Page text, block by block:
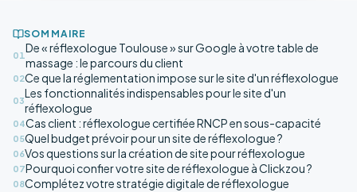
SOMMAIRE
01
De « réflexologue Toulouse » sur Google à votre table de
massage : le parcours du client
02Ce que la réglementation impose sur le site d'un réflexologue
03
Les fonctionnalités indispensables pour le site d'un
réflexologue
04Cas client : réflexologue certifiée RNCP en sous-capacité
05Quel budget prévoir pour un site de réflexologue ?
06Vos questions sur la création de site pour réflexologue
07Pourquoi confier votre site de réflexologue à Clickzou ?
08Complétez votre stratégie digitale de réflexologue